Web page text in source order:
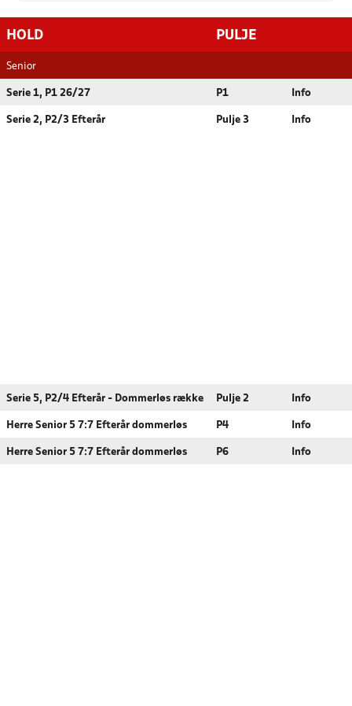
HOLD PULJE
Senior
Serie 1, P1 26/27 P1 Info
Serie 2, P2/3 Efterår Pulje 3 Info
Serie 5, P2/4 Efterår - Dommerløs række Pulje 2 Info
Herre Senior 5 7:7 Efterår dommerløs P4 Info
Herre Senior 5 7:7 Efterår dommerløs P6 Info